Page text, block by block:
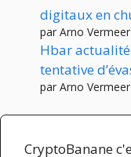
digitaux en
par Arno Vermeer
Hbar
tentative
par Arno Vermeer
CryptoBanane